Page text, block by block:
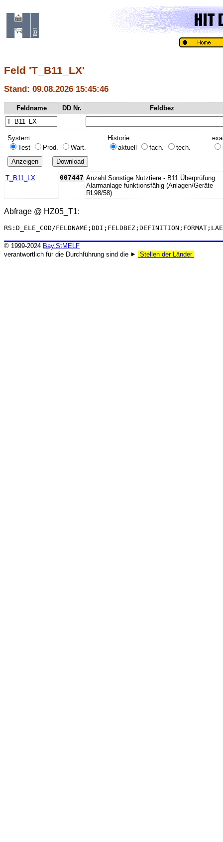
Feld 'T_B11_LX'
Stand: 09.08.2026 15:45:46
Feldname DD Nr. Feldbez
System:
Test
Prod. Wart.
Historie:
aktuell
fach. tech.
T_B11_LX 007447 Anzahl Sonstige Nutztiere - B11 Überprüfung
Alarmanlage funktionsfähig (Anlagen/Geräte
RL98/58)
Abfrage @ HZ05_T1:
RS:D_ELE_COD/
© 1999-2024 Bay.StMELF
verantwortlich für die Durchführung sind die ⯈
Stellen der Länder